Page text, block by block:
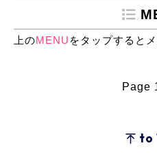
上のMENU をタップすると
Page
to